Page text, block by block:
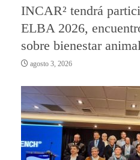
INCAR² tendrá
ELBA 2026,
sobre bienestar animal
agosto 3, 2026